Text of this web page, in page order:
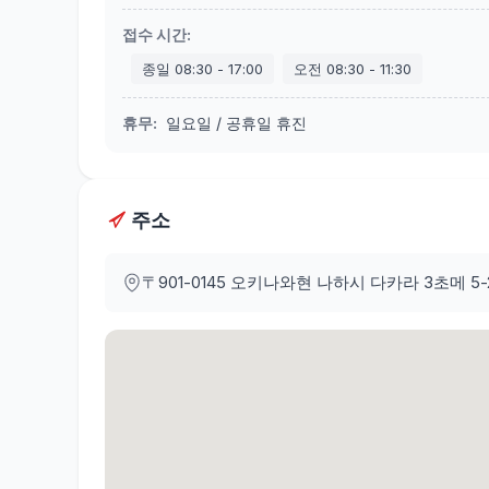
접수 시간:
종일 08:30 - 17:00 오전 08:30 - 11:30
휴무: 일요일 / 공휴일 휴진
주소
〒901-0145 오키나와현 나하시 다카라 3초메